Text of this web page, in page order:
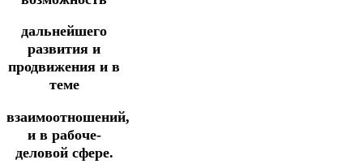
дальнейшего
развития и
продвижения и в
теме
взаимоотношений,
и в рабоче-
деловой сфере.